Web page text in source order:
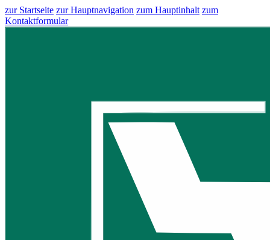
zur Startseite zur Hauptnavigation zum Hauptinhalt zum
Kontaktformular